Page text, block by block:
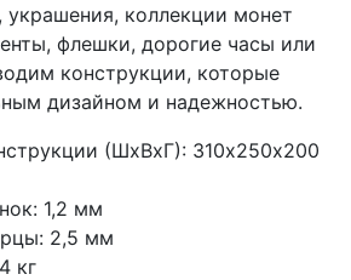
украшения, коллекции монет
флешки, дорогие часы или
конструкции, которые
дизайном и надежностью.
(ШхВхГ): 310х250х200
1,2 мм
2,5 мм
кг